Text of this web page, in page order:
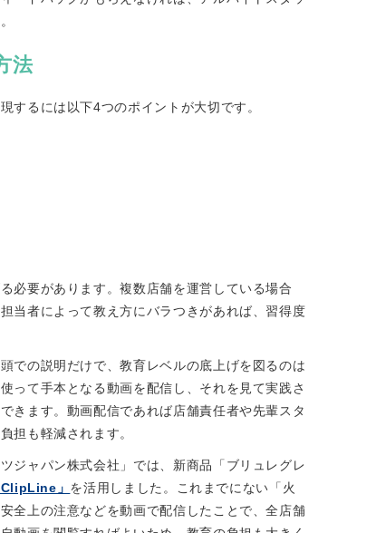
法
するには以下4つのポイントが大切です。
必要があります。複数店舗を運営している場合
当者によって教え方にバラつきがあれば、習得度
での説明だけで、教育レベルの底上げを図るのは
って手本となる動画を配信し、それを見て実践さ
きます。動画配信であれば店舗責任者や先輩スタ
担も軽減されます。
ジャパン株式会社」では、新商品「ブリュレグレ
ClipLine」 を活用しました。これまでにない「火
全上の注意などを動画で配信したことで、全店舗